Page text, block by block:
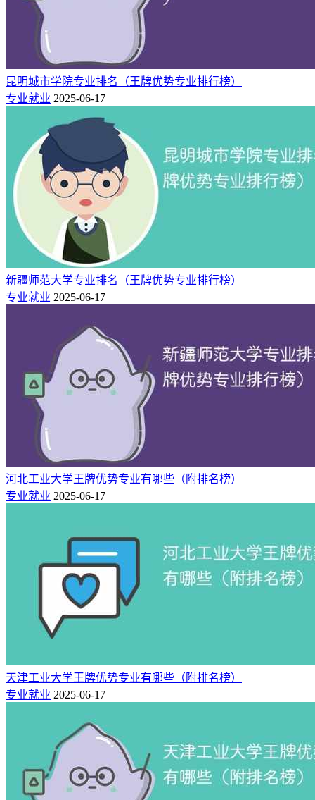
能力，从事城市轨道交通客运组织、行车组织、票务组织、客
运服务、车站管理等工作的高素质技术技能人才。
3.电气自动化技术
本专业培养德、智、体、美全面发展，具有良好职业道德和人
文素养，熟悉驱动技术、总线控制技术及电气技术的相关国家
标准与工艺规范，掌握电工电子、仪器仪表、可编程控制、组
态控制等基本知识，具备自动化设备及系统的运作与管理能
力，从事自动化设备及系统安装、调试、维护、设计及运行管
理等工作的高素质技术技能人才。
四：西安交通工程学院简介
西安交通工程学院是经国家教育部批准的全日制普通本科高等
院校，创办于1994年，是陕西省唯一一所以轨道交通类专业为
主的普通本科高校。
学校现设置本科专业20个，涵盖工学、管理学、教育学、艺术
专业群。轨道交通信号与控制、交通运输、车辆工程、交通工
程、通信工程、财务管理6个专业获批陕西省“一流专业”；交
通运输实验教学中心获批为省级实验教学示范中心；“火车侠
众创空间”获批为市级众创空间。
相关推荐：
西安交通工程学院专业设置有哪些（专业目录一览表）
2024年西安交通工程学院在各省录取分数线是多少「最低188
分」
昆明城市学院专业排名（王牌优势专业排行榜）
专业就业 2025-06-17
新疆师范大学专业排名（王牌优势专业排行榜）
专业就业 2025-06-17
河北工业大学王牌优势专业有哪些（附排名榜）
专业就业 2025-06-17
天津工业大学王牌优势专业有哪些（附排名榜）
专业就业 2025-06-17